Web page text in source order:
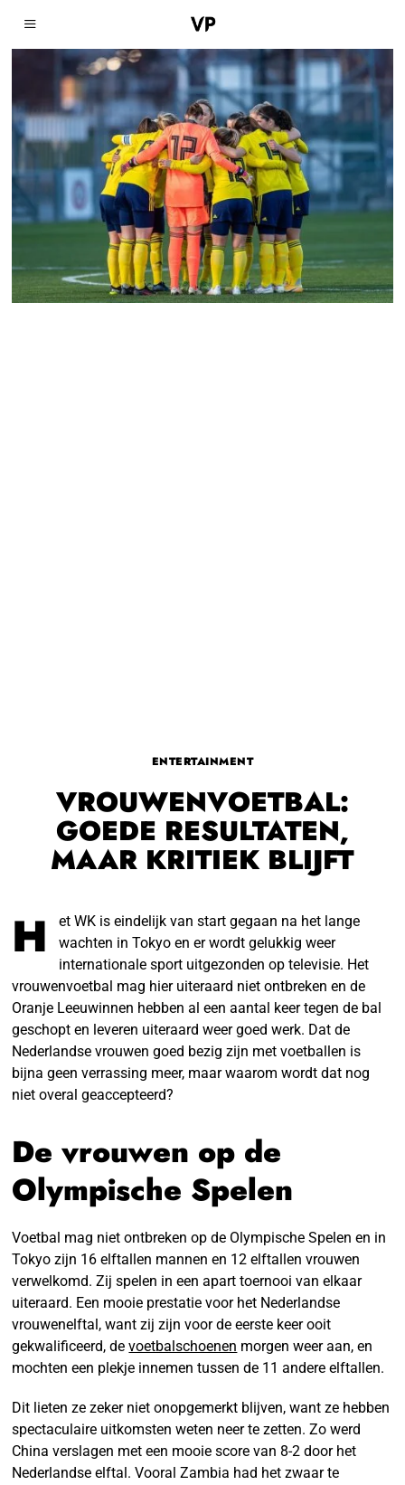
ENTERTAINMENT
VROUWENVOETBAL:
GOEDE RESULTATEN,
MAAR KRITIEK BLIJFT
H
et WK is eindelijk van start gegaan na het lange
wachten in Tokyo en er wordt gelukkig weer
internationale sport uitgezonden op televisie. Het
vrouwenvoetbal mag hier uiteraard niet ontbreken en de
Oranje Leeuwinnen hebben al een aantal keer tegen de bal
geschopt en leveren uiteraard weer goed werk. Dat de
Nederlandse vrouwen goed bezig zijn met voetballen is
bijna geen verrassing meer, maar waarom wordt dat nog
niet overal geaccepteerd?
De vrouwen op de
Olympische Spelen
Voetbal mag niet ontbreken op de Olympische Spelen en in
Tokyo zijn 16 elftallen mannen en 12 elftallen vrouwen
verwelkomd. Zij spelen in een apart toernooi van elkaar
uiteraard. Een mooie prestatie voor het Nederlandse
vrouwenelftal, want zij zijn voor de eerste keer ooit
gekwalificeerd, devoetbalschoenen morgen weer aan, en
mochten een plekje innemen tussen de 11 andere elftallen.
Dit lieten ze zeker niet onopgemerkt blijven, want ze hebben
spectaculaire uitkomsten weten neer te zetten. Zo werd
China verslagen met een mooie score van 8-2 door het
Nederlandse elftal. Vooral Zambia had het zwaar te